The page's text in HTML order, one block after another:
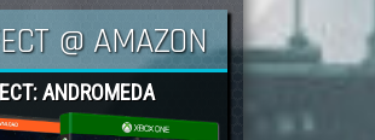
@ AMAZON
ANDROMEDA